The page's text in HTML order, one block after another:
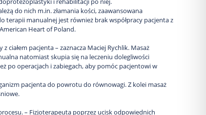
do nich m.in. złamania kości, zaawansowana
manualnej jest również brak współpracy pacjenta z
Heart of Poland.
ciałem pacjenta – zaznacza Maciej Rychlik. Masaż
natomiast skupia się na leczeniu dolegliwości
po operacjach i zabiegach, aby pomóc pacjentowi w
pacjenta do powrotu do równowagi. Z kolei masaż
– Fizjoterapeuta poprzez ucisk odpowiednich